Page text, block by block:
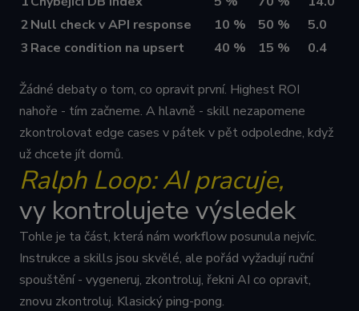
2Null check v API response 10 % 50 %
5.0
3 Race condition na upsert 40 % 15 % 0.4
Žádné debaty o tom, co opravit první. Highest ROI
nahoře - tím začneme. A hlavně - skill nezapomene
zkontrolovat edge cases v pátek v pět odpoledne, když
už chcete jít domů.
Ralph Loop: AI pracuje,
vy kontrolujete výsledek
Tohle je ta část, která nám workflow posunula nejvíc.
Instrukce a skills jsou skvělé, ale pořád vyžadují ruční
spouštění - vygeneruj, zkontroluj, řekni AI co opravit,
znovu zkontroluj. Klasický ping-pong.